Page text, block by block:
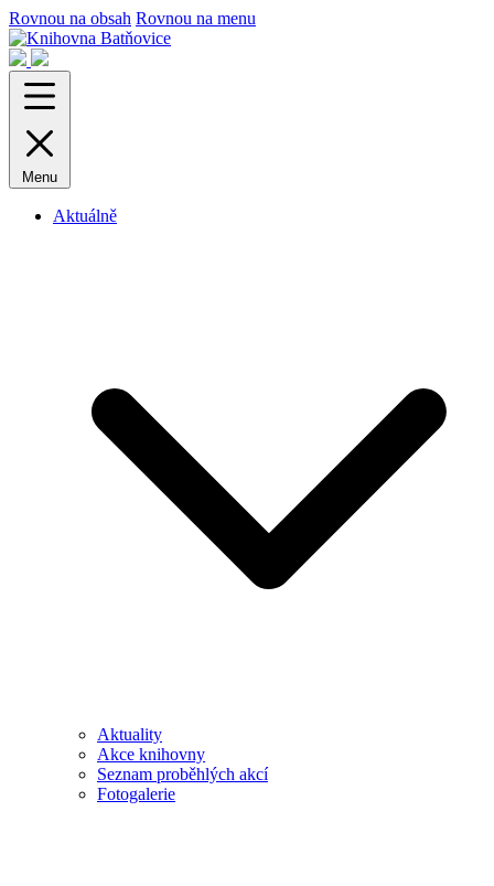
Rovnou na obsah Rovnou na menu
Menu
Aktuálně
Aktuality
Akce knihovny
Seznam proběhlých akcí
Fotogalerie